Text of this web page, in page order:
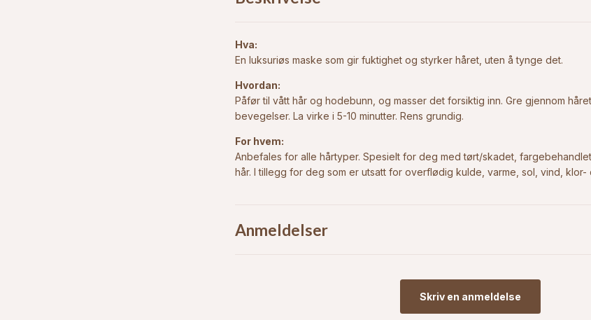
Hva:
En luksuriøs maske som gir fuktighet og styrker håret, uten å tynge det.
Hvordan:
Påfør til vått hår og hodebunn, og masser det forsiktig inn. Gre gjennom
bevegelser. La virke i 5-10 minutter. Rens grundig.
For hvem:
Anbefales for alle hårtyper. Spesielt for deg med tørt/skadet,
hår. I tillegg for deg som er utsatt for overflødig kulde, varme, sol, vind, klor-
Anmeldelser
Skriv en anmeldelse